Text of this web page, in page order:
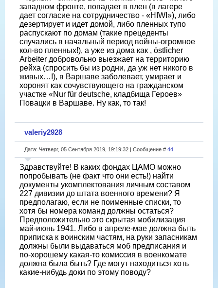
западном фронте, попадает в плен (в лагере
дает согласие на сотрудничество - «HIWI»), либо
дезертирует и идет домой, либо пленных тупо
распускают по домам (такие прецеденты
случались в начальный период войны-огромное
кол-во пленных!), а уже из дома как , östlicher
Arbeiter добровольно выезжает на территорию
рейха (спросить бы из родни, да уж нет никого в
живых…!), в Варшаве заболевает, умирает и
хоронят как сочувствующего на гражданском
участке «Nur für deutsche, кладбища Героев»
Повацки в Варшаве. Ну как, то так!
valeriy2928
Дата: Четверг, 05 Сентября 2019, 19:19:32 | Сообщение # 44
Здравствуйте! В каких фондах ЦАМО можно
попробывать (не факт что они есть!) найти
документы укомплектования личным составом
227 дивизии до штата военного времени? Я
предполагаю, если не поименные списки, то
хотя бы номера команд должны остаться?
Предположительно это скрытая мобилизация
май-июнь 1941. Либо в апреле-мае должна быть
приписка к воинским частям, на руки запасникам
должны были выдаваться моб предписания и
по-хорошему какая-то комиссия в военкомате
должна была быть? Где могут находиться хоть
какие-нибудь доки по этому поводу?